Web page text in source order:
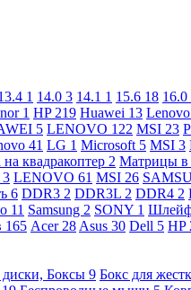
1 14.0 3 14.1 1 15.6 18 16.0
1 HP 219 Huawei 13 Lenovo
5 LENOVO 122 MSI 23
41 LG 1 Microsoft 5 MSI 3
на квадракоптер 2 Матрицы в
3 LENOVO 61 MSI 26
6 DDR3 2 DDR3L 2 DDR4 2
11 Samsung 2 SONY 1
165 Acer 28 Asus 30 Dell 5 HP
Боксы 9 Бокс для